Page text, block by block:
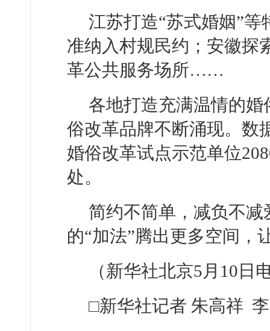
江苏打造“苏式婚姻”
准纳入村规民约；安徽探
革公共服务场所……
各地打造充满温情的
俗改革品牌不断涌现。数
婚俗改革试点示范单位
处。
简约不简单，减负不减
的“加法”腾出更多空间，
（新华社北京5月10日
□新华社记者 朱高祥